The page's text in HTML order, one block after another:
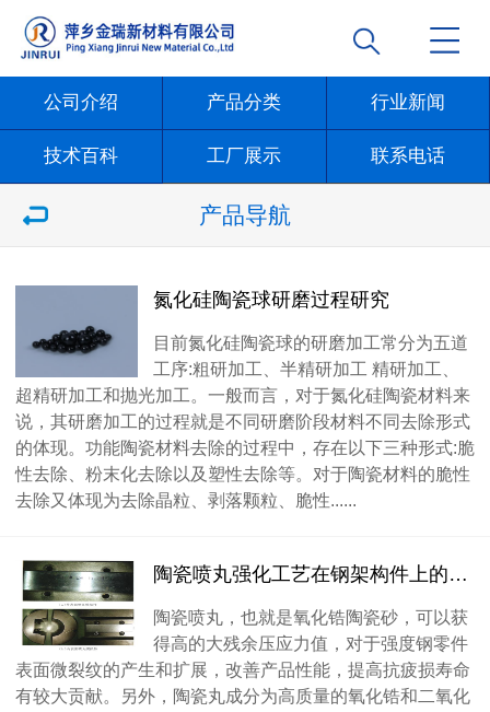
公司介绍 产品分类 行业新闻
技术百科 工厂展示 联系电话
产品导航
氮化硅陶瓷球研磨过程研究
目前氮化硅陶瓷球的研磨加工常分为五道
工序:粗研加工、半精研加工 精研加工、
超精研加工和抛光加工。一般而言，对于氮化硅陶瓷材料来
说，其研磨加工的过程就是不同研磨阶段材料不同去除形式
的体现。功能陶瓷材料去除的过程中，存在以下三种形式:脆
性去除、粉末化去除以及塑性去除等。对于陶瓷材料的脆性
去除又体现为去除晶粒、剥落颗粒、脆性......
陶瓷喷丸强化工艺在钢架构件上的应用
陶瓷喷丸，也就是氧化锆陶瓷砂​，可以获
得高的大残余压应力值，对于强度钢零件
表面微裂纹的产生和扩展，改善产品性能，提高抗疲损寿命
有较大贡献。另外，陶瓷丸成分为高质量的氧化锆和二氧化